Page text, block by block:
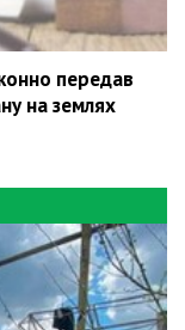
передав
на землях